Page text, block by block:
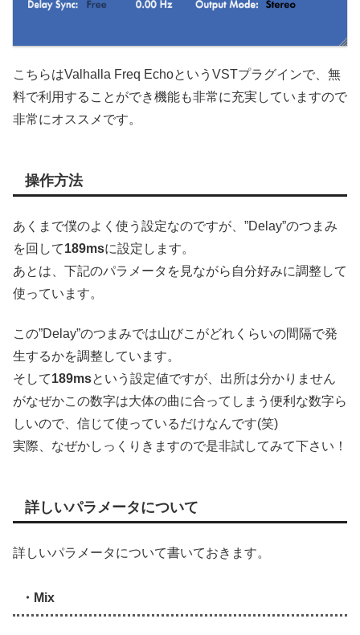
こちらはValhalla Freq EchoというVSTプラグインで、無
料で利用することができ機能も非常に充実していますので
非常にオススメです。
操作方法
あくまで僕のよく使う設定なのですが、”Delay”のつまみ
を回して189msに設定します。
あとは、下記のパラメータを見ながら自分好みに調整して
使っています。
この”Delay”のつまみでは山びこがどれくらいの間隔で発
生するかを調整しています。
そして189msという設定値ですが、出所は分かりません
がなぜかこの数字は大体の曲に合ってしまう便利な数字ら
しいので、信じて使っているだけなんです(笑)
実際、なぜかしっくりきますので是非試してみて下さい！
詳しいパラメータについて
詳しいパラメータについて書いておきます。
・Mix